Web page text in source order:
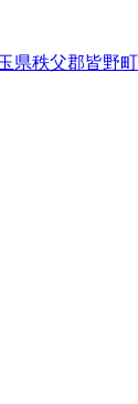
県秩父郡皆野